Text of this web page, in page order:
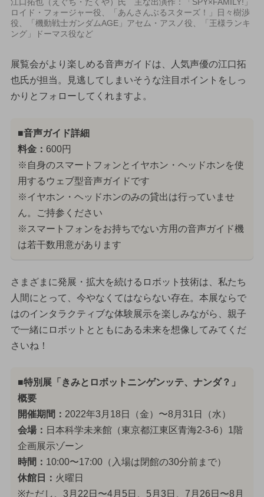
ロイド・フォージャー役、「あんさんぶるスターズ！」日々樹渉
役、「機動戦士ガンダムAGE」アセム・アスノ役、「王様ランキ
ング」ドーマス役など
展覧会がより楽しめる音声ガイドは、人気声優の江口拓
也氏が担当。見逃してしまいそうな注目ポイントをしっ
かりとフォローしてくれますよ。
■音声ガイド詳細
料金： 600円
※自身のスマートフォンとイヤホン・ヘッドホンを使
用するウェブ型音声ガイドです
※イヤホン・ヘッドホンのみの貸出は行っていませ
ん。ご持参ください
※スマートフォンをお持ちでない方用の音声ガイド機
は若干数用意があります
さまざまに発展・拡大を続けるロボット技術は、私たち
人間にとって、今やなくてはならない存在。本展ならで
はのインタラクティブな体験展示を楽しみながら、親子
で一緒にロボットとともにある未来を想像してみてくだ
さいね！
■特別展「きみとロボットニンゲンッテ、ナンダ？」
概要
開催期間： 2022年3月18日（金）〜8月31日（水）
会場： 日本科学未来館（東京都江東区青海2-3-6）1階
企画展示ゾーン
時間： 10:00〜17:00（入場は閉館の30分前まで）
休館日： 火曜日
※ただし、3月22日〜4月5日、5月3日、7月26日〜8月